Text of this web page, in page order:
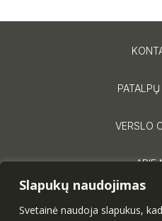
Slapukų naudojimas
Svetainė naudoja slapukus,
VERSLO
APIE